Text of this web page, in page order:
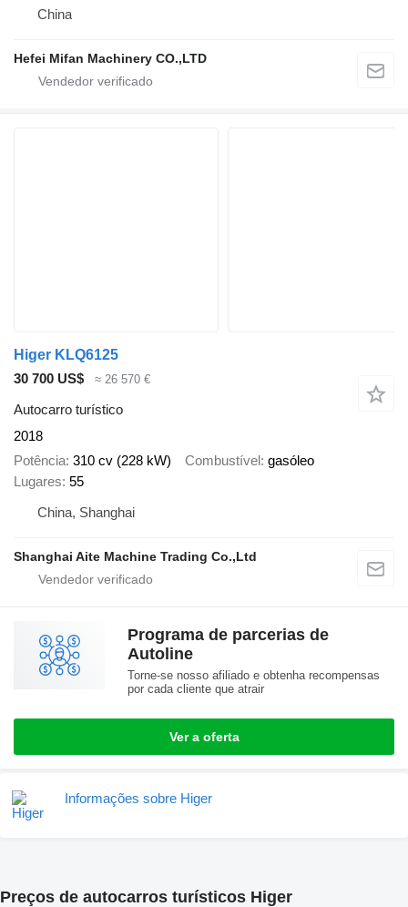
China
Hefei Mifan Machinery CO.,LTD
Higer KLQ6125
30 700 US$
≈ 26 570 €
Autocarro turístico
2018
Potência 310 cv (228 kW) Combustível gasóleo
Lugares 55
China, Shanghai
Shanghai Aite Machine Trading Co.,Ltd
Programa de parcerias de
Autoline
Torne-se nosso afiliado e obtenha recompensas
por cada cliente que atrair
Ver a oferta
Informações sobre Higer
Preços de autocarros turísticos Higer